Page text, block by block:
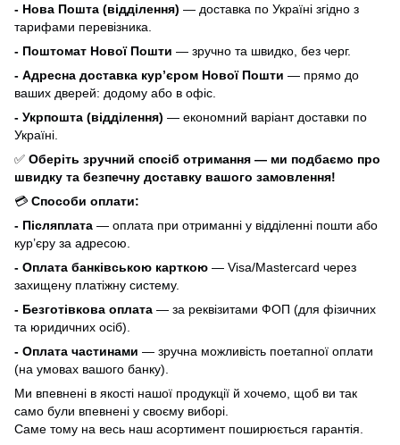
- Нова Пошта (відділення) — доставка по Україні згідно з
тарифами перевізника.
- Поштомат Нової Пошти — зручно та швидко, без черг.
- Адресна доставка кур’єром Нової Пошти — прямо до
ваших дверей: додому або в офіс.
- Укрпошта (відділення) — економний варіант доставки по
Україні.
✅ Оберіть зручний спосіб отримання — ми подбаємо про
швидку та безпечну доставку вашого замовлення!
💳 Способи оплати:
- Післяплата — оплата при отриманні у відділенні пошти або
кур’єру за адресою.
- Оплата банківською карткою — Visa/Mastercard через
захищену платіжну систему.
- Безготівкова оплата — за реквізитами ФОП (для фізичних
та юридичних осіб).
- Оплата частинами — зручна можливість поетапної оплати
(на умовах вашого банку).
Ми впевнені в якості нашої продукції й хочемо, щоб ви так
само були впевнені у своєму виборі.
Саме тому на весь наш асортимент поширюється гарантія.